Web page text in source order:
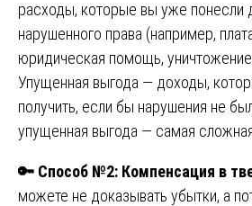
расходы, которые вы уже понесли
нарушенного права (например,
юридическая помощь, уничтожение
Упущенная выгода — доходы,
получить, если бы нарушения не
упущенная выгода — самая
🔑 Способ №2: Компенсация в
можете не доказывать убытки, а